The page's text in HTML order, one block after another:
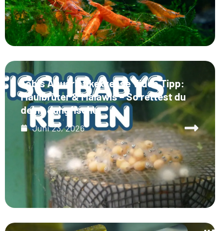
Tobis Aquaristikexzesse Video Tipp:
Maulbrüter & Malawis – So rettest du
deine Jungfische
Juni 23, 2026